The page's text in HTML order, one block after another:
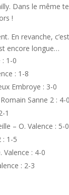
Dans le même
!
En revanche,
encore longue…
: 1-0
: 1-8
Embroye : 3-0
Sanne 2 : 4-0
1
– O. Valence : 5-0
: 1-5
Valence : 4-0
: 2-3